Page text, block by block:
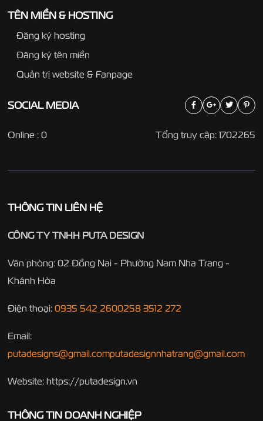
TÊN MIỀN & HOSTING
Đăng ký hosting
Đăng ký tên miền
Quản trị website & Fanpage
SOCIALMEDIA
Tổng truy cập: 1702265
Online : 0
THÔNG TIN LIÊN HỆ
CÔNG TY TNHH PUTA DESIGN
Văn phòng: 02 Đồng Nai - Phường Nam Nha Trang -
Khánh Hòa
Điện thoại: 0935 542 2600258 3512 272
Email:
putadesigns@gmail.computadesignnhatrang@gmail.com
Website: https://putadesign.vn
THÔNG TIN DOANH NGHIỆP